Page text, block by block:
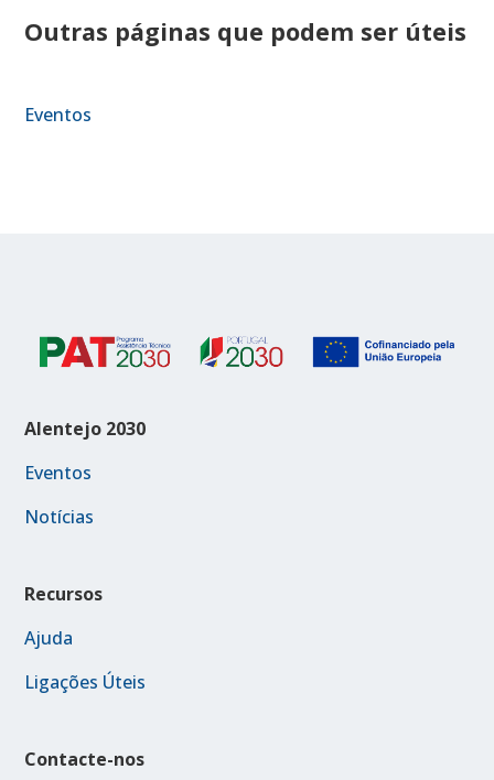
Outras páginas que podem ser úteis
Eventos
Alentejo 2030
Eventos
Notícias
Recursos
Ajuda
Ligações Úteis
Contacte-nos